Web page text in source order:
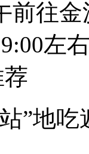
前往
左
”地